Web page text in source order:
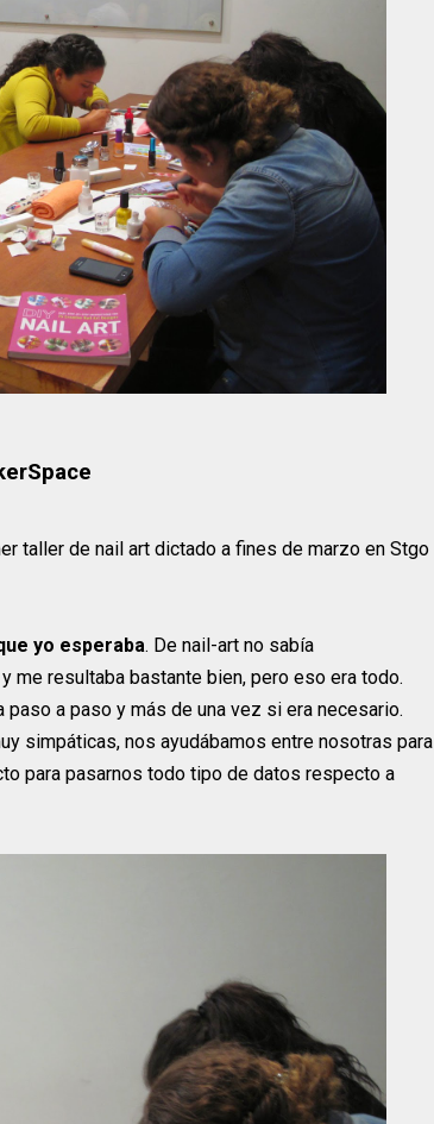
taller de nail art dictado a fines de marzo en Stgo
yo esperaba. De nail-art no sabía
me resultaba bastante bien, pero eso era todo.
a paso y más de una vez si era necesario.
simpáticas, nos ayudábamos entre nosotras para
para pasarnos todo tipo de datos respecto a